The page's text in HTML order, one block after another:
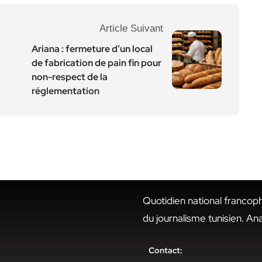
Article Suivant
Ariana : fermeture d’un local
de fabrication de pain fin pour
non-respect de la
réglementation
Quotidien national
du journalisme tunisien.
Contact: